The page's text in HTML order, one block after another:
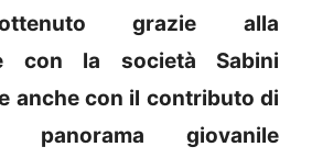
grazie alla
con la società Sabini
anche con il contributo di
panorama giovanile